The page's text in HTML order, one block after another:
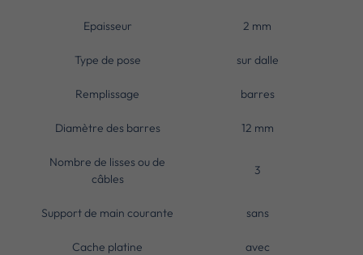
Epaisseur 2 mm
Type de pose sur dalle
Remplissage barres
Diamètre des barres 12 mm
Nombre de lisses ou de
câbles
3
Support de main courante sans
Cache platine avec